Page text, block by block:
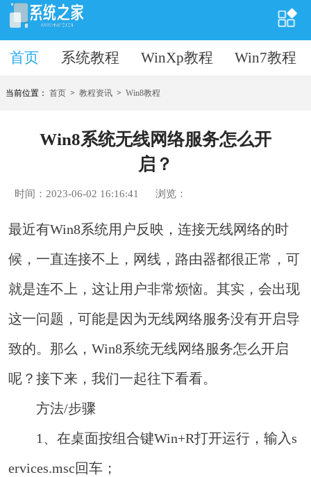
首页 系统教程 WinXp教程 Win7教程
首页
当前位置：首页 >教程资讯 >Win8教程
Win8系统无线网络服务怎么开
启？
时间：2023-06-02 16:16:41 浏览：
最近有Win8系统用户反映，连接无线网络的时
候，一直连接不上，网线，路由器都很正常，可
就是连不上，这让用户非常烦恼。其实，会出现
这一问题，可能是因为无线网络服务没有开启导
致的。那么，Win8系统无线网络服务怎么开启
呢？接下来，我们一起往下看看。
方法/步骤
1、在桌面按组合键Win+R打开运行，输入s
ervices.msc回车；